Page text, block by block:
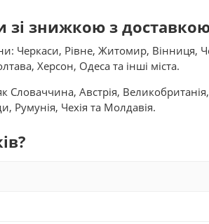
знижкою з доставкою
Черкаси, Рівне, Житомир, Вінниця,
Херсон, Одеса та інші міста.
Австрія, Великобританія,
Румунія, Чехія та Молдавія.